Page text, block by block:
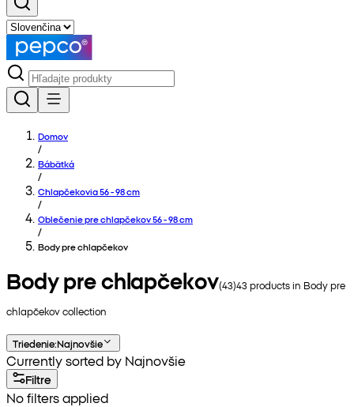
Domov
/
Bábätká
/
Chlapčekovia 56 - 98 cm
/
Oblečenie pre chlapčekov 56 - 98 cm
/
Body pre chlapčekov
Body pre chlapčekov(43)43 products in Body pre
chlapčekovcollection
Triedenie:Najnovšie
Currently sorted by Najnovšie
Filtre
No filters applied